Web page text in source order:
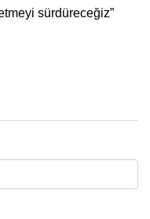
sürdüreceğiz”